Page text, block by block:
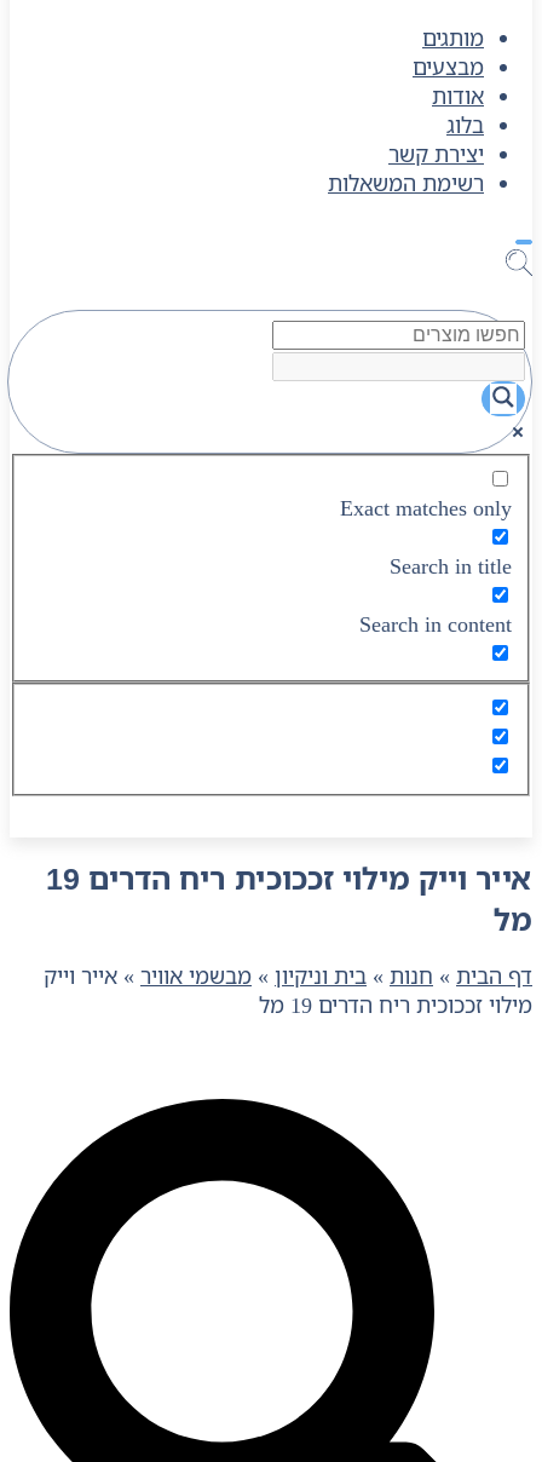
מותגים
מבצעים
אודות
בלוג
יצירת קשר
רשימת המשאלות
Exact matches only
Search in title
Search in content
אייר וייק מילוי זככוכית ריח הדרים 19
מל
דף הבית»חנות»בית וניקיון»מבשמי אוויר»אייר וייק
מילוי זככוכית ריח הדרים 19 מל